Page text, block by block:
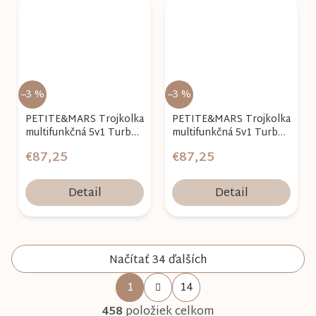
–3 %
PETITE&MARS Trojkolka
multifunkčná 5v1 Turbo -
Vibes
€87,25
Detail
–3 %
PETITE&MARS Trojkolka
multifunkčná 5v1 Turbo -
Park
€87,25
Detail
O
Načítať 34 ďalších
S
1
14